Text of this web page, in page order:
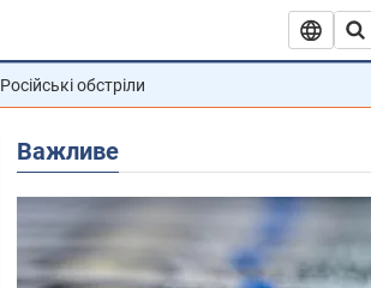
Російські обстріли
Важливе